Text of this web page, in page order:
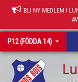
BLI NY MEDLEM I
P12 (FÖDDA 14)